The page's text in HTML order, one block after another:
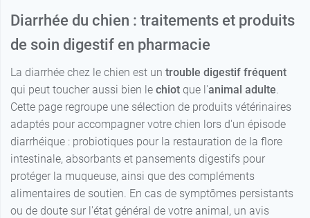
Diarrhée du chien : traitements et produits
de soin digestif en pharmacie
La diarrhée chez le chien est un trouble digestif fréquent
qui peut toucher aussi bien le chiot que l'animal adulte
Cette page regroupe une sélection de produits vétérinaires
adaptés pour accompagner votre chien lors d'un épisode
diarrhéique : probiotiques pour la restauration de la flore
intestinale, absorbants et pansements digestifs pour
protéger la muqueuse, ainsi que des compléments
alimentaires de soutien. En cas de symptômes persistants
ou de doute sur l'état général de votre animal, un avis